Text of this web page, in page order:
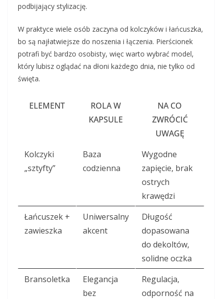
podbijający stylizację.
W praktyce wiele osób zaczyna od kolczyków i łańcuszka,
bo są najłatwiejsze do noszenia i łączenia. Pierścionek
potrafi być bardzo osobisty, więc warto wybrać model,
który lubisz oglądać na dłoni każdego dnia, nie tylko od
święta.
ELEMENT
ROLA W
KAPSULE
NA CO
ZWRÓCIĆ
UWAGĘ
Kolczyki
„sztyfty”
Baza
codzienna
Wygodne
zapięcie, brak
ostrych
krawędzi
Łańcuszek +
zawieszka
Uniwersalny
akcent
Długość
dopasowana
do dekoltów,
solidne oczka
Bransoletka
Elegancja
bez
Regulacja,
odporność na